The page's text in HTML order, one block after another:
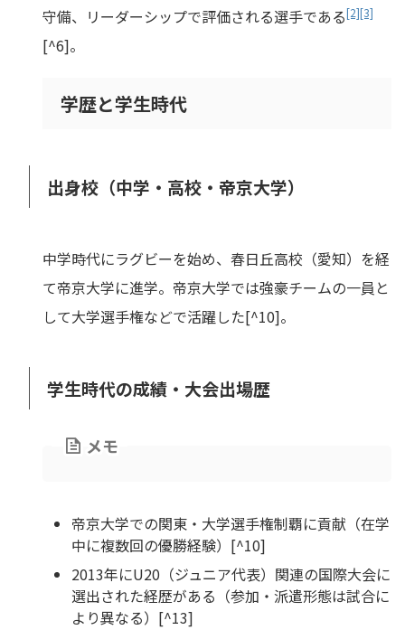
守備、リーダーシップで評価される選手である[2][3]
[^6]。
学歴と学生時代
出身校（中学・高校・帝京大学）
中学時代にラグビーを始め、春日丘高校（愛知）を経
て帝京大学に進学。帝京大学では強豪チームの一員と
して大学選手権などで活躍した[^10]。
学生時代の成績・大会出場歴
メモ
帝京大学での関東・大学選手権制覇に貢献（在学
中に複数回の優勝経験）[^10]
2013年にU20（ジュニア代表）関連の国際大会に
選出された経歴がある（参加・派遣形態は試合に
より異なる）[^13]